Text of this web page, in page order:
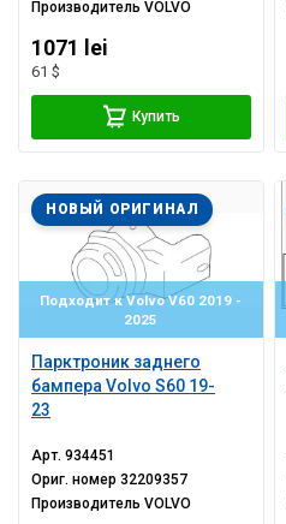
ПроизводительVOLVO
1071 lei
61 $
Купить
Подходит к Volvo V60 2019 -
2025
Парктроник заднего
бампера Volvo S60 19-
23
НОВЫЙ ОРИГИНАЛ
Арт.934451
Ориг. номер32209357
ПроизводительVOLVO